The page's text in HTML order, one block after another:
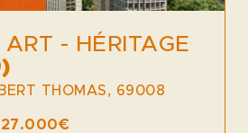
ART - HÉRITAGE
THOMAS, 69008